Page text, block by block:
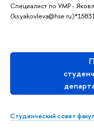
Специалист по УМР -
Студенческий совет